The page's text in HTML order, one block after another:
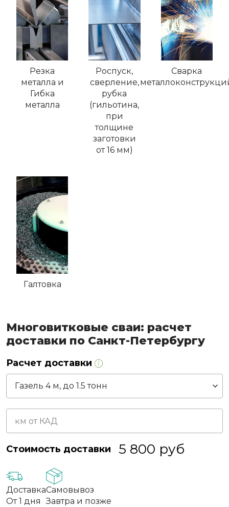
Резка
металла и
Гибка
металла
Роспуск,
сверление,
рубка
(гильотина,
при
толщине
заготовки
от 16 мм)
Сварка
Галтовка
Многовитковые сваи: расчет
доставки по Санкт-Петербургу
Расчет доставки
Стоимость доставки 5 800 руб
Доставка
От 1 дня
Самовывоз
Завтра и позже